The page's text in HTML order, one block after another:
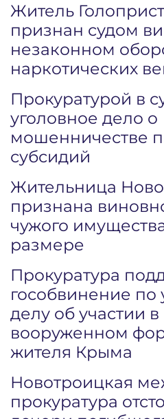
Житель
признан судом
незаконном
наркотических
Прокуратурой в
уголовное дело о
мошенничестве
субсидий
Жительница
признана
чужого
размере
Прокуратура
гособвинение по
делу об участии
вооруженном
жителя Крыма
Новотроицкая
прокуратура